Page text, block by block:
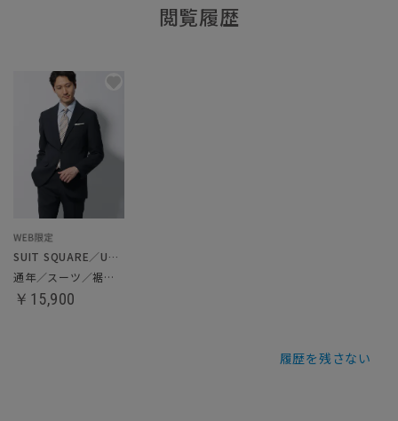
閲覧履歴
SUIT SQUARE／UNIVERSAL LANGUAGE
通年／スーツ／裾上げ済み
￥15,900
履歴を残さない